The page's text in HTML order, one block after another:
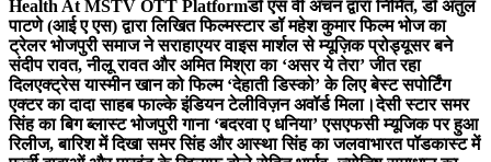
Health At MSTV OTT Platformडॉ एस वी अंचन द्वारा निर्मित, डॉ अतुल
पाटणे (आई ए एस) द्वारा लिखित फिल्मस्टार डॉ महेश कुमार फिल्म भोज का
ट्रेलर भोजपुरी समाज ने सराहाएयर वाइस मार्शल से म्यूज़िक प्रोड्यूसर बने
संदीप रावत, नीलू रावत और अमित मिश्रा का ‘असर ये तेरा’ जीत रहा
दिलएक्ट्रेस यास्मीन खान को फिल्म ‘देहाती डिस्को’ के लिए बेस्ट सपोर्टिंग
एक्टर का दादा साहब फाल्के इंडियन टेलीविज़न अवॉर्ड मिला।देसी स्टार समर
सिंह का बिग ब्लास्ट भोजपुरी गाना ‘बदरवा ए धनिया’ एसएफसी म्यूजिक पर हुआ
रिलीज, बारिश में दिखा समर सिंह और आस्था सिंह का जलवाभारत पॉडकास्ट में